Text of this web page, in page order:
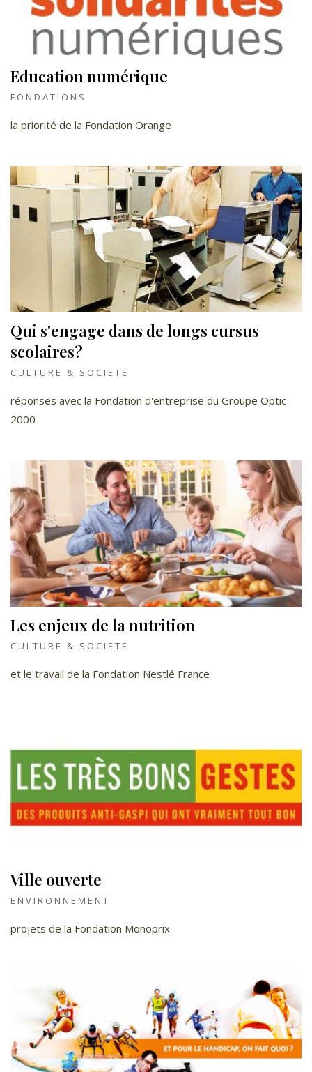
Education numérique
FONDATIONS
la priorité de la Fondation Orange
Qui s'engage dans de longs cursus
scolaires?
CULTURE & SOCIETE
réponses avec la Fondation d'entreprise du Groupe Optic
2000
Les enjeux de la nutrition
CULTURE & SOCIETE
et le travail de la Fondation Nestlé France
Ville ouverte
ENVIRONNEMENT
projets de la Fondation Monoprix